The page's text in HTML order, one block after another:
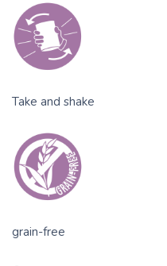
Take and shake
grain-free